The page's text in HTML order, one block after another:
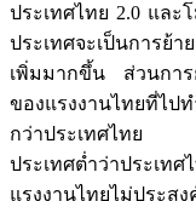
ประเทศไทย 2.0 และ
ประเทศจะเป็นการย้
เพิ่มมากขึ้น ส่วนการ
ของแรงงานไทยที่ไป
กว่าประเทศไทย แ
ประเทศต่ำว่าประเท
แรงงานไทยไม่ประส